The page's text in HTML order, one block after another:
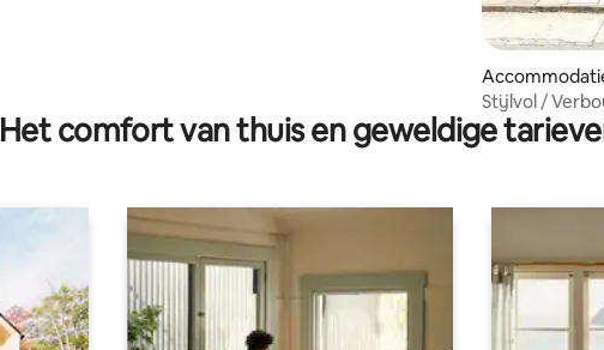
Stijlvol /
toegelaten /
Het comfort van thuis en geweldige